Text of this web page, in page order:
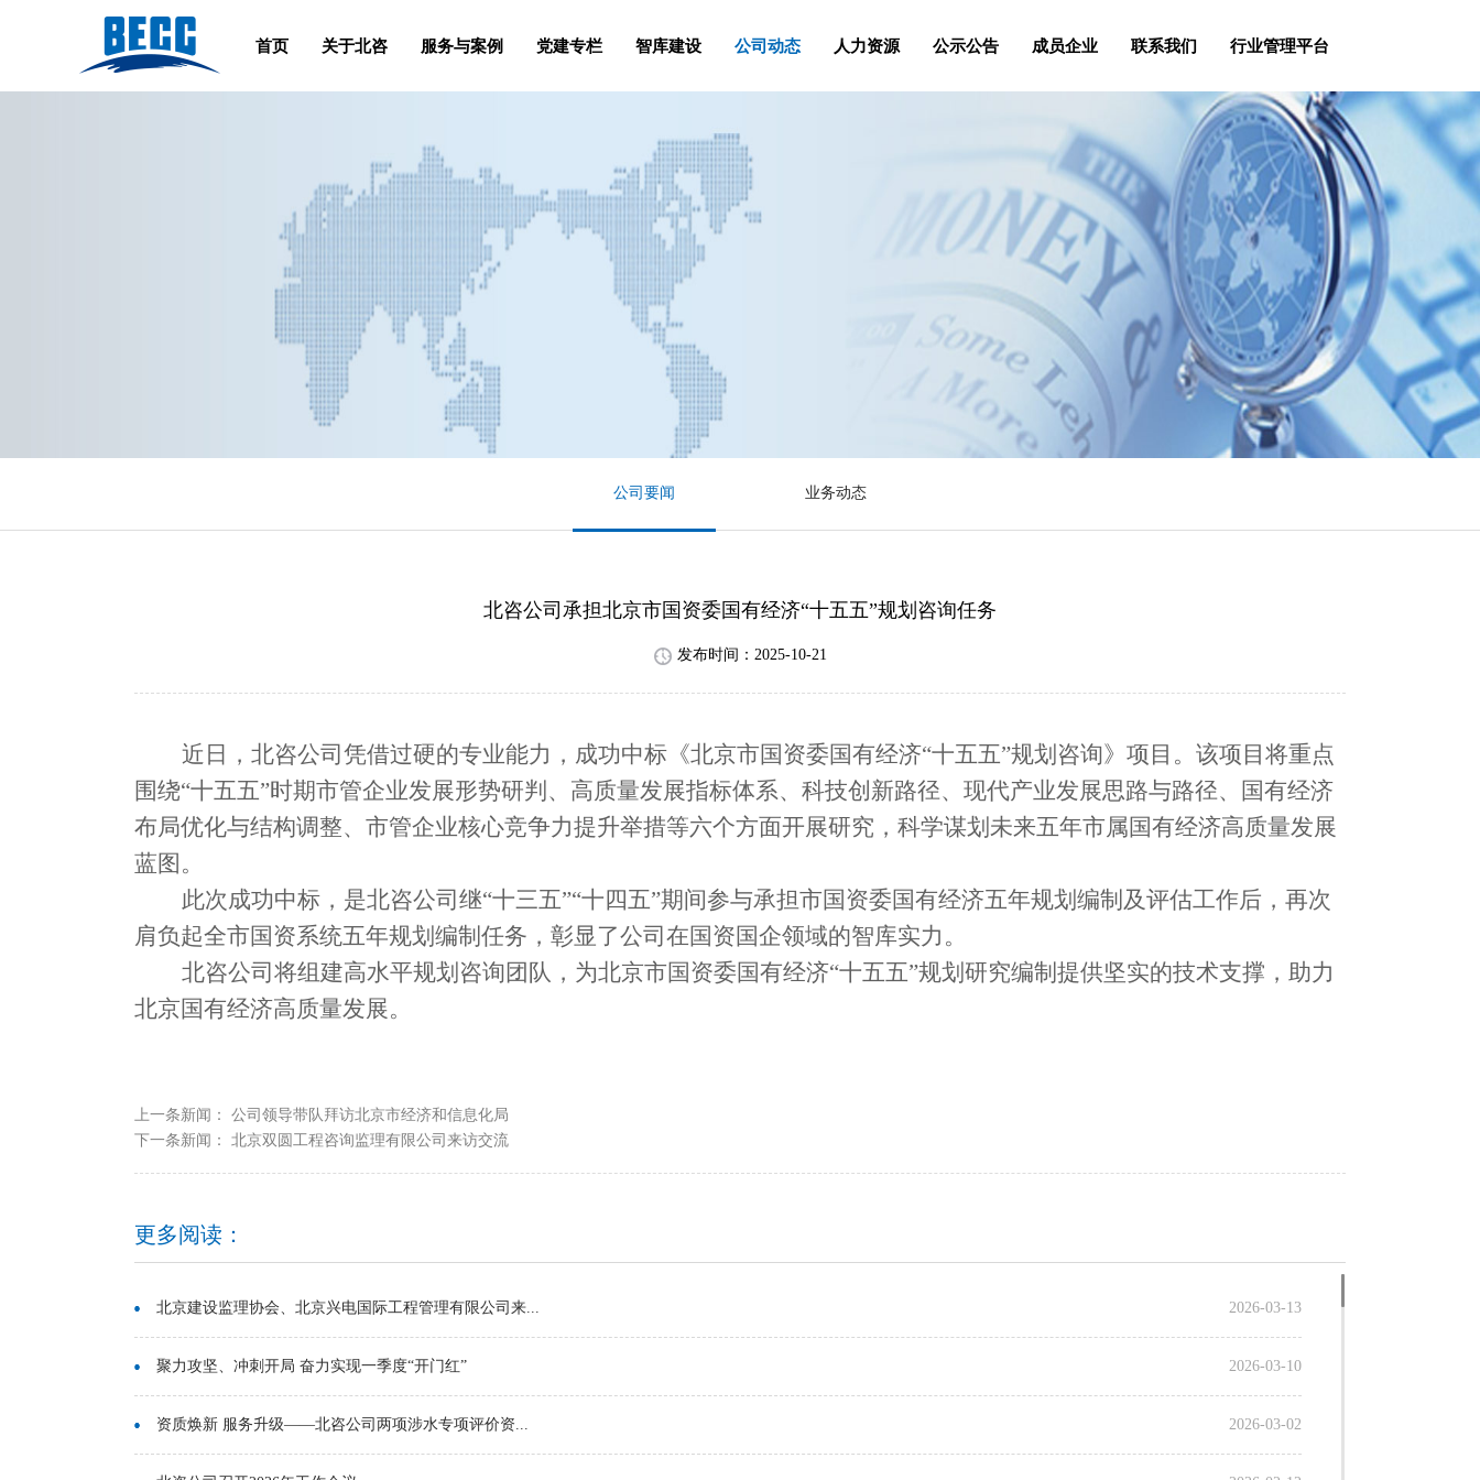
首页 关于北咨 服务与案例 党建专栏 智库建设 公司动态 人力资源 公示公告 成员企业 联系我们 行业管理平台
公司要闻 业务动态
北咨公司承担北京市国资委国有经济“十五五”规划咨询任务
发布时间：2025-10-21
近日，北咨公司 凭借过硬的专业能力 ，成功中标《北京市国资委国有经济“十五五”规划咨询》项目。该项目将重点
围绕“十五五”时期市管企业发展形势研判、高质量发展指标体系、科技创新路径、现代产业发展思路与路径、国有经济
布局优化与结构调整、市管企业核心竞争力提升举措等六个方面开展研究，科学谋划未来五年市属国有经济高质量发展
蓝图。
此次成功中标， 是北咨公司继“十三五”“十四五”期间参与承担市国资委国有经济五年规划编制及评估工作后，再次
肩负起全市国资系统五年规划编制任务，彰显了公司 在国资国企领域的智库实力 。
北咨公司将组建高水平规划咨询团队 ， 为北京市国资委国有经济“十五五”规划研究编制提供坚实的技术支撑， 助力
北京国有经济高质量发展。
上一条新闻： 公司领导带队拜访北京市经济和信息化局
下一条新闻： 北京双圆工程咨询监理有限公司来访交流
更多阅读：
北京建设监理协会、北京兴电国际工程管理有限公司来... 2026-03-13
聚力攻坚、冲刺开局 奋力实现一季度“开门红” 2026-03-10
资质焕新 服务升级——北咨公司两项涉水专项评价资... 2026-03-02